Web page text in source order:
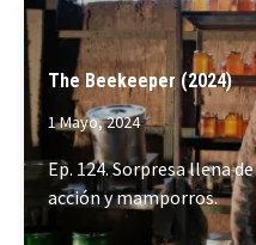
The Beekeeper (2024)
1 Mayo, 2024
Ep. 124. Sorpresa llena
acción y mamporros.